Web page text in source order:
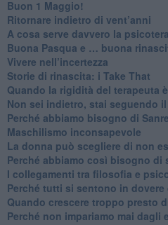
​Buon 1 Maggio!
Ritornare indietro di vent’anni
​A cosa serve davvero la
​Buona Pasqua e … buona
​Vivere nell’incertezza
​Storie di rinascita: i Take That
​Quando la rigidità del terapeuta
​Non sei indietro, stai seguendo
​Perché abbiamo bisogno di
​Maschilismo inconsapevole
​La donna può scegliere di non
​Perché abbiamo così bisogno di
​I collegamenti tra filosofia e
​Perché tutti si sentono in dovere
​Quando crescere troppo presto
​Perché non impariamo mai dagli